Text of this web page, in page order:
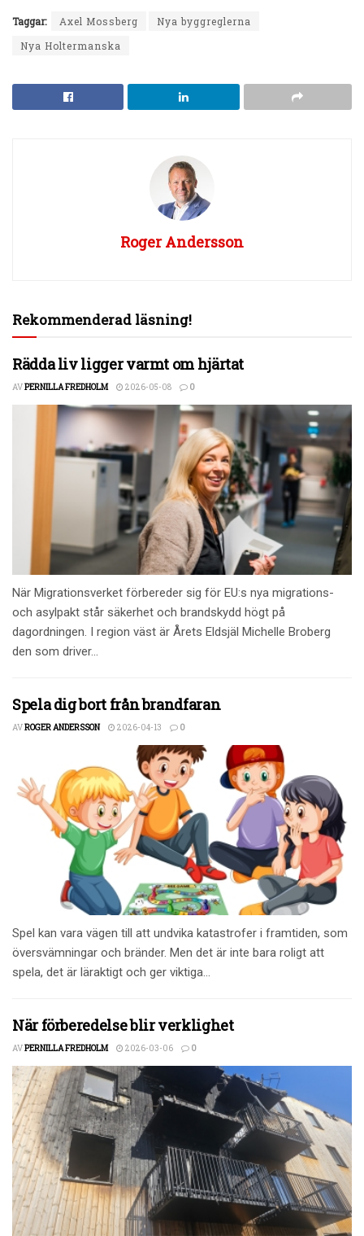
Taggar: Axel Mossberg
Nya byggreglerna
Nya Holtermanska
Roger Andersson
Rekommenderad läsning!
Rädda liv ligger varmt om hjärtat
AVPERNILLA FREDHOLM 2026-05-08 0
När Migrationsverket förbereder sig för EU:s nya migrations-
och asylpakt står säkerhet och brandskydd högt på
dagordningen. I region väst är Årets Eldsjäl Michelle Broberg
den som driver...
Spela dig bort från brandfaran
AVROGER ANDERSSON 2026-04-13 0
Spel kan vara vägen till att undvika katastrofer i framtiden, som
översvämningar och bränder. Men det är inte bara roligt att
spela, det är läraktigt och ger viktiga...
När förberedelse blir verklighet
AVPERNILLA FREDHOLM 2026-03-06 0